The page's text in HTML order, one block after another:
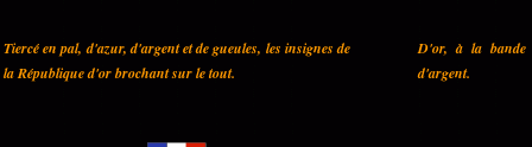
Tiercé en pal, d'azur, d'argent et de gueules, les insignes de
la République d'or brochant sur le tout.
D'or, à la bande
d'argent.